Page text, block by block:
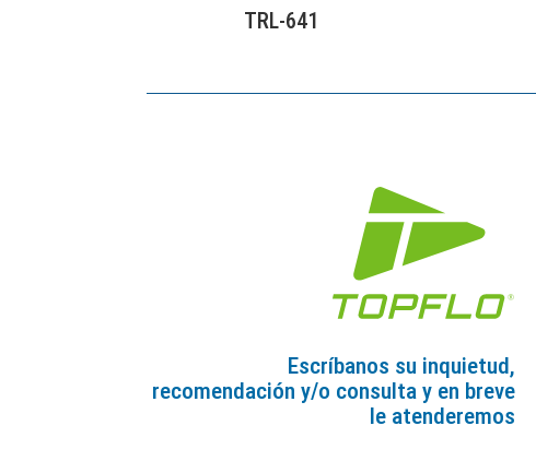
TRL-641
Escríbanos su inquietud,
recomendación y/o consulta y en breve
le atenderemos